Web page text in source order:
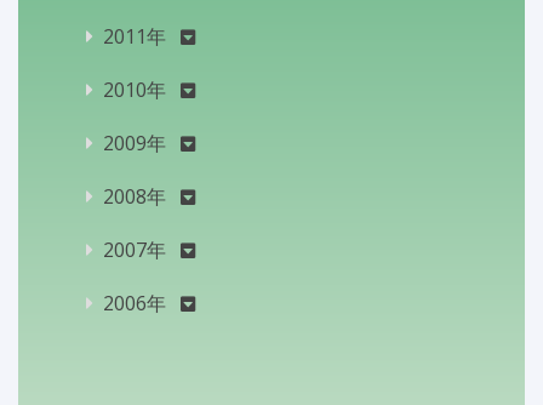
2011年
2010年
2009年
2008年
2007年
2006年